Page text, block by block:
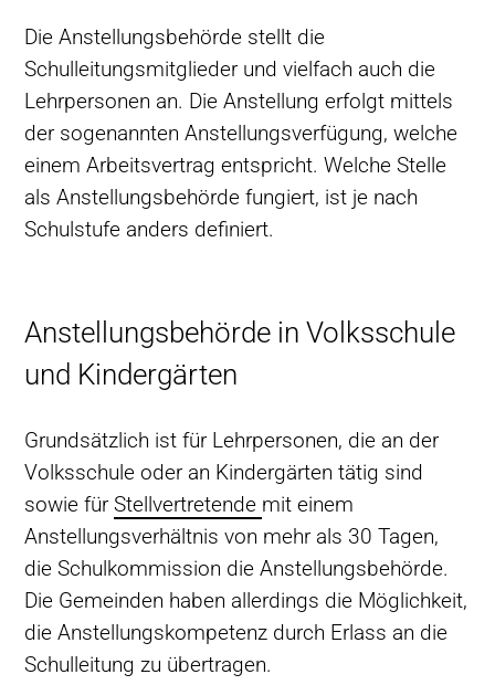
Die Anstellungsbehörde stellt die
Schulleitungsmitglieder und vielfach auch die
Lehrpersonen an. Die Anstellung erfolgt mittels
der sogenannten Anstellungsverfügung, welche
einem Arbeitsvertrag entspricht. Welche Stelle
als Anstellungsbehörde fungiert, ist je nach
Schulstufe anders definiert.
Anstellungsbehörde in Volksschule
und Kindergärten
Grundsätzlich ist für Lehrpersonen, die an der
Volksschule oder an Kindergärten tätig sind
sowie fürStellvertretende mit einem
Anstellungsverhältnis von mehr als 30 Tagen,
die Schulkommission die Anstellungsbehörde.
Die Gemeinden haben allerdings die Möglichkeit,
die Anstellungskompetenz durch Erlass an die
Schulleitung zu übertragen.